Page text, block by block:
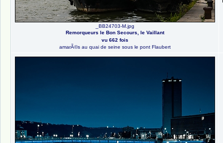
_BB24703-M.jpg
Remorqueurs le Bon Secours, le Vaillant
vu 662 fois
amarÃ©s au quai de seine sous le pont Flaubert